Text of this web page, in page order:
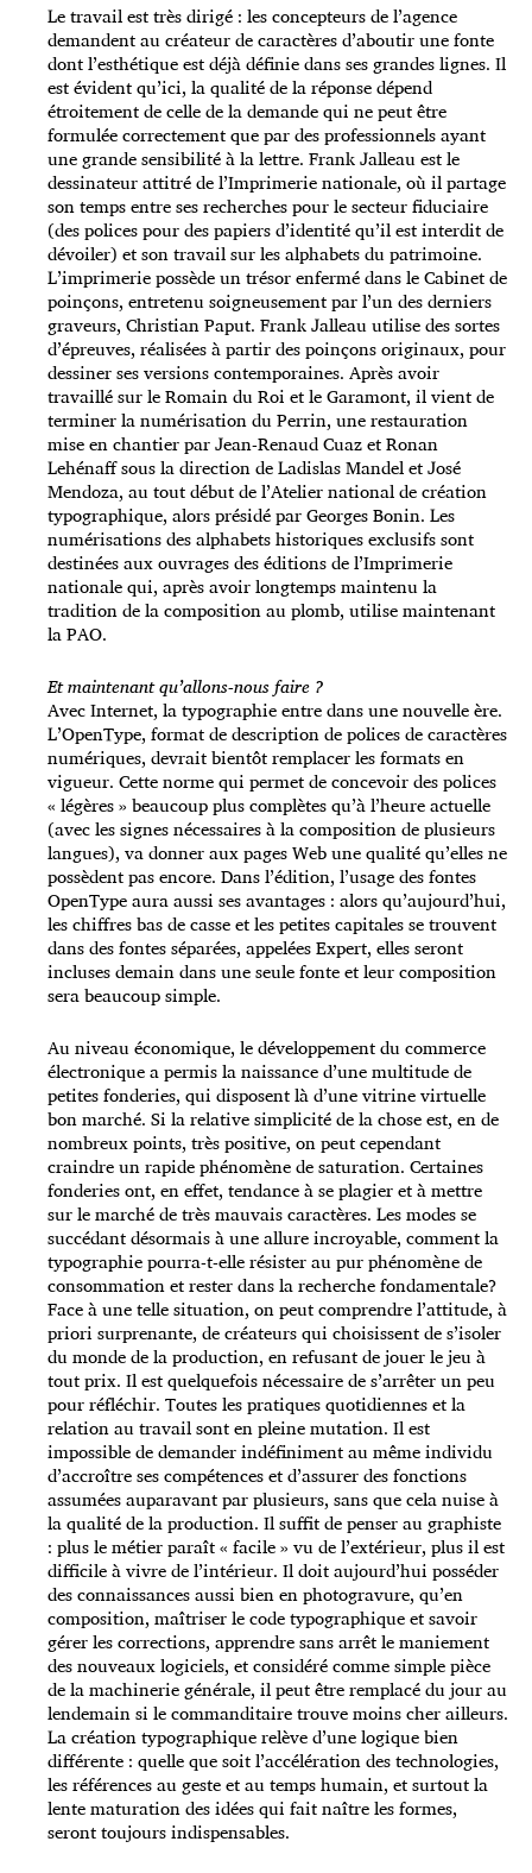
Le travail est très dirigé : les concepteurs de l’agence
demandent au créateur de caractères d’aboutir une fonte
dont l’esthétique est déjà définie dans ses grandes lignes. Il
est évident qu’ici, la qualité de la réponse dépend
étroitement de celle de la demande qui ne peut être
formulée correctement que par des professionnels ayant
une grande sensibilité à la lettre. Frank Jalleau est le
dessinateur attitré de l’Imprimerie nationale, où il partage
son temps entre ses recherches pour le secteur fiduciaire
(des polices pour des papiers d’identité qu’il est interdit de
dévoiler) et son travail sur les alphabets du patrimoine.
L’imprimerie possède un trésor enfermé dans le Cabinet de
poinçons, entretenu soigneusement par l’un des derniers
graveurs, Christian Paput. Frank Jalleau utilise des sortes
d’épreuves, réalisées à partir des poinçons originaux, pour
dessiner ses versions contemporaines. Après avoir
travaillé sur le Romain du Roi et le Garamont, il vient de
terminer la numérisation du Perrin, une restauration
mise en chantier par Jean-Renaud Cuaz et Ronan
Lehénaff sous la direction de Ladislas Mandel et José
Mendoza, au tout début de l’Atelier national de création
typographique, alors présidé par Georges Bonin. Les
numérisations des alphabets historiques exclusifs sont
destinées aux ouvrages des éditions de l’Imprimerie
nationale qui, après avoir longtemps maintenu la
tradition de la composition au plomb, utilise maintenant
la PAO.
Et maintenant qu’allons-nous faire ?
Avec Internet, la typographie entre dans une nouvelle ère.
L’OpenType, format de description de polices de caractères
numériques, devrait bientôt remplacer les formats en
vigueur. Cette norme qui permet de concevoir des polices
« légères » beaucoup plus complètes qu’à l’heure actuelle
(avec les signes nécessaires à la composition de plusieurs
langues), va donner aux pages Web une qualité qu’elles ne
possèdent pas encore. Dans l’édition, l’usage des fontes
OpenType aura aussi ses avantages : alors qu’aujourd’hui,
les chiffres bas de casse et les petites capitales se trouvent
dans des fontes séparées, appelées Expert, elles seront
incluses demain dans une seule fonte et leur composition
sera beaucoup simple.
Au niveau économique, le développement du commerce
électronique a permis la naissance d’une multitude de
petites fonderies, qui disposent là d’une vitrine virtuelle
bon marché. Si la relative simplicité de la chose est, en de
nombreux points, très positive, on peut cependant
craindre un rapide phénomène de saturation. Certaines
fonderies ont, en effet, tendance à se plagier et à mettre
sur le marché de très mauvais caractères. Les modes se
succédant désormais à une allure incroyable, comment la
typographie pourra-t-elle résister au pur phénomène de
consommation et rester dans la recherche fondamentale?
Face à une telle situation, on peut comprendre l’attitude, à
priori surprenante, de créateurs qui choisissent de s’isoler
du monde de la production, en refusant de jouer le jeu à
tout prix. Il est quelquefois nécessaire de s’arrêter un peu
pour réfléchir. Toutes les pratiques quotidiennes et la
relation au travail sont en pleine mutation. Il est
impossible de demander indéfiniment au même individu
d’accroître ses compétences et d’assurer des fonctions
assumées auparavant par plusieurs, sans que cela nuise à
la qualité de la production. Il suffit de penser au graphiste
: plus le métier paraît « facile » vu de l’extérieur, plus il est
difficile à vivre de l’intérieur. Il doit aujourd’hui posséder
des connaissances aussi bien en photogravure, qu’en
composition, maîtriser le code typographique et savoir
gérer les corrections, apprendre sans arrêt le maniement
des nouveaux logiciels, et considéré comme simple pièce
de la machinerie générale, il peut être remplacé du jour au
lendemain si le commanditaire trouve moins cher ailleurs.
La création typographique relève d’une logique bien
différente : quelle que soit l’accélération des technologies,
les références au geste et au temps humain, et surtout la
lente maturation des idées qui fait naître les formes,
seront toujours indispensables.